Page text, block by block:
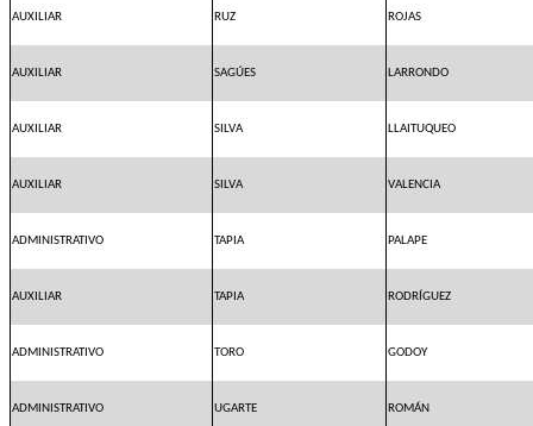
AUXILIAR RUZ ROJAS
AUXILIAR SAGÚES LARRONDO
AUXILIAR SILVA LLAITUQUEO
AUXILIAR SILVA VALENCIA
ADMINISTRATIVO TAPIA PALAPE
AUXILIAR TAPIA RODRÍGUEZ
ADMINISTRATIVO TORO GODOY
ADMINISTRATIVO UGARTE ROMÁN